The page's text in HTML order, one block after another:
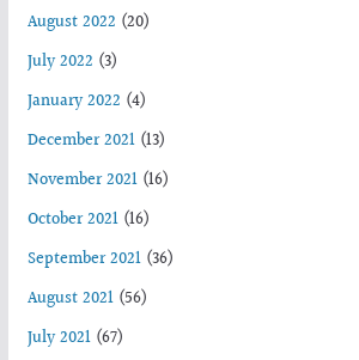
August 2022 (20)
July 2022 (3)
January 2022 (4)
December 2021(13)
November 2021(16)
October 2021(16)
September 2021(36)
August 2021(56)
July 2021(67)